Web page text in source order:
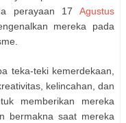
perayaan 17 Agustus
mereka pada
teka-teki kemerdekaan,
kelincahan, dan
memberikan mereka
bermakna saat mereka